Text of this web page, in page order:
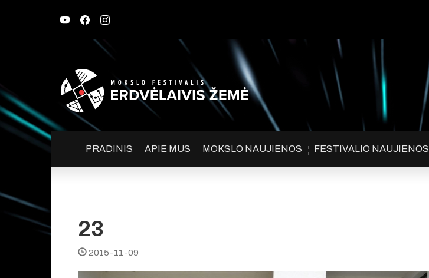
PRADINIS APIE MUS MOKSLO NAUJIENOS FESTIVALIO NAUJIENOS
23
2015-11-09